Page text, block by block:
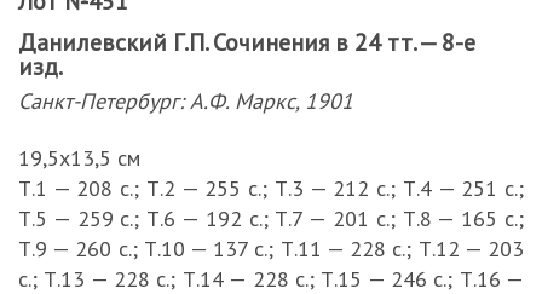
Данилевский Г.П. Сочинения в 24 тт. — 8-е
изд.
Санкт-Петербург: А.Ф. Маркс, 1901
19,5х13,5 см
Т.1 — 208 c.; Т.2 — 255 c.; Т.3 — 212 c.; Т.4 — 251 c.;
Т.5 — 259 c.; Т.6 — 192 c.; Т.7 — 201 c.; Т.8 — 165 c.;
Т.9 — 260 c.; Т.10 — 137 c.; Т.11 — 228 c.; Т.12 — 203
c.; Т.13 — 228 c.; Т.14 — 228 c.; Т.15 — 246 c.; Т.16 —